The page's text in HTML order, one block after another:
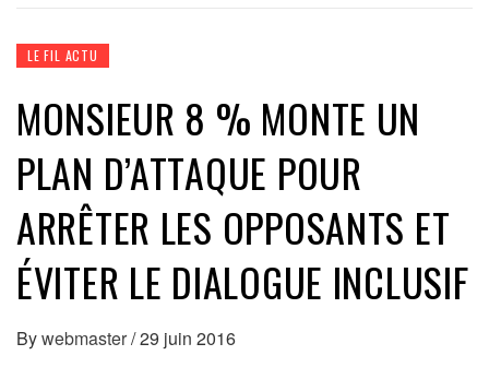
LE FIL ACTU
MONSIEUR 8 % MONTE UN
PLAN D’ATTAQUE POUR
ARRÊTER LES OPPOSANTS ET
ÉVITER LE DIALOGUE INCLUSIF
Bywebmaster/29 juin 2016